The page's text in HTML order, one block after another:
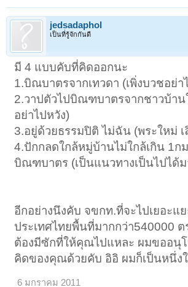
jedsadaphol
เป็นที่รู้จักกันดี
มี 4 แบบคับที่คิดออกนะ
1.บิณบาตรจากเทวดา (เพิ่งบวชอย่า
2.วาปตัวไปบิณฑบาตรจากชาวบ้า
อย่าไปหวัง)
3.อยู่ด้วยธรรมปิติ ไม่ฉัน (พระใหม่ เ
4.ปักกลดใกล้หมู่บ้านไม่ใกล้เกิน 1ก
บิณฑบาตร (เป็นแนวทางเป็นไปได้
อีกอย่างนึงคับ จขกท.ที่จะไปเยอะแ
ประเทศไทยพื้นที่มากกว่า540000
ต้องมีซักที่ให้คุณไปแหละ ผมขออนุ
คิดของคุณด้วยคับ อิอิ ผมก็เป็นหนึ่ง
6 มกราคม 2011